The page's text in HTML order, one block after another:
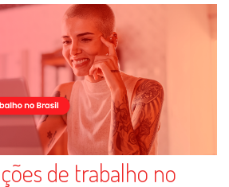
de trabalho no